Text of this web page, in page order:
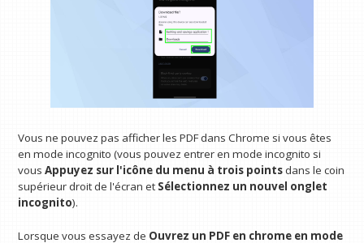
Vous ne pouvez pas afficher les PDF dans Chrome si vous êtes
en mode incognito (vous pouvez entrer en mode incognito si
vousAppuyez sur l'icône du menu à trois pointsdans le coin
supérieur droit de l'écran et Sélectionnez un nouvel onglet
incognito).
Lorsque vous essayez de Ouvrez un PDF en chrome en mode